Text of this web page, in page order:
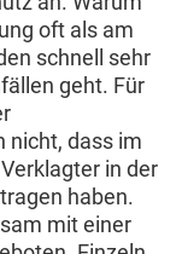
oft als am
schnell sehr
geht. Für
nicht, dass im
in der
haben.
mit einer